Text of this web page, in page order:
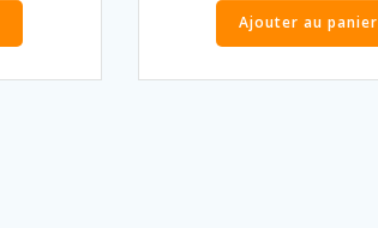
Ajouter au panier